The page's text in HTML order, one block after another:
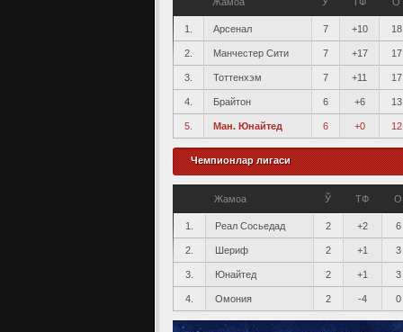
1. Арсенал 7 +10 18
2. Манчестер Сити 7 +17 17
3. Тоттенхэм 7 +11 17
4. Брайтон 6 +6 13
5. Ман. Юнайтед 6 +0 12
Чемпионлар лигаси
Жамоа Ў ТФ О
1. Реал Сосьедад 2 +2 6
2. Шериф 2 +1 3
3. Юнайтед 2 +1 3
4. Омония 2 -4 0